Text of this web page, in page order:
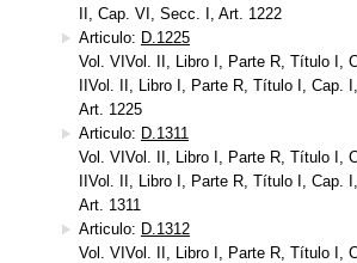
II, Cap. VI, Secc. I, Art. 1222
Articulo: D.1225
Vol. VIVol. II, Libro I, Parte R, Título I,
IIVol. II, Libro I, Parte R, Título I, Cap.
Art. 1225
Articulo: D.1311
Vol. VIVol. II, Libro I, Parte R, Título I,
IIVol. II, Libro I, Parte R, Título I,
Art. 1311
Articulo: D.1312
Vol. VIVol. II, Libro I, Parte R, Título I,